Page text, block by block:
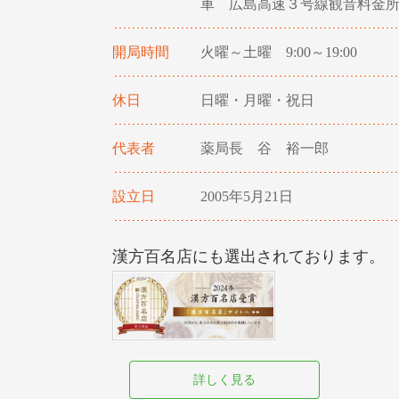
車 広島高速３号線観音料金所
開局時間 火曜～土曜 9:00～19:00
休日 日曜・月曜・祝日
代表者 薬局長 谷 裕一郎
設立日 2005年5月21日
漢方百名店にも選出されております。
詳しく見る